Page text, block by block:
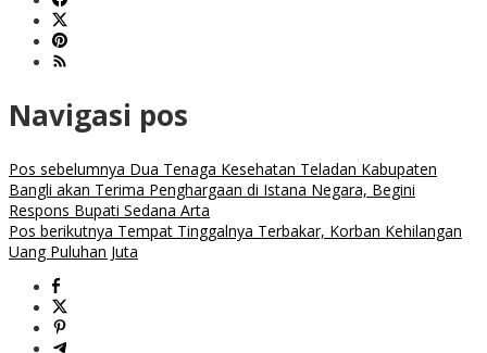
Navigasi pos
Pos sebelumnya Dua Tenaga Kesehatan Teladan Kabupaten
Bangli akan Terima Penghargaan di Istana Negara, Begini
Respons Bupati Sedana Arta
Pos berikutnya Tempat Tinggalnya Terbakar, Korban Kehilangan
Uang Puluhan Juta